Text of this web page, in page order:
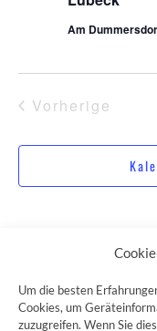
Um die besten
Cookies, um
zuzugreifen. Wenn Sie
Am
Vorherige